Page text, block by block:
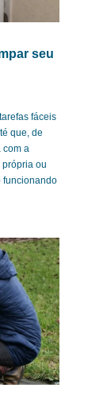
seu
fáceis
que, de
com a
própria ou
funcionando